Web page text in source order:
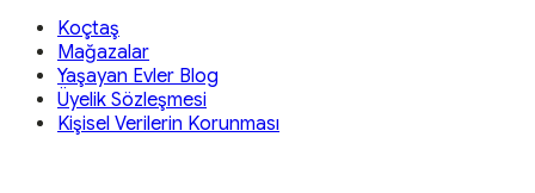
Koçtaş
Mağazalar
Yaşayan Evler Blog
Üyelik Sözleşmesi
Kişisel Verilerin Korunması